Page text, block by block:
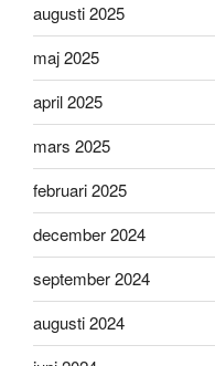
augusti 2025
maj 2025
april 2025
mars 2025
februari 2025
december 2024
september 2024
augusti 2024